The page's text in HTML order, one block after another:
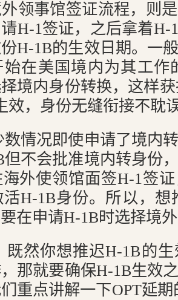
领事馆签证流程，则
H-1签证，之后拿着H-
H-1B的生效日期。一
在美国境内为其工作
境内身份转换，这样
效，身份无缝衔接不耽
数情况即使申请了境内
但不会批准境内转身份
外使领馆面签H-1签
H-1B身份。所以，想
在申请H-1B时选择境
既然你想推迟H-1B的
那就要确保H-1B生效
重点讲解一下OPT延